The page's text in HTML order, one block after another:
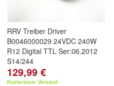
RRV Treiber Driver
B0046000029 24VDC 240W
R12 Digital TTL Ser:06.2012
S14/244
129,99 €
Kostenloser Versand